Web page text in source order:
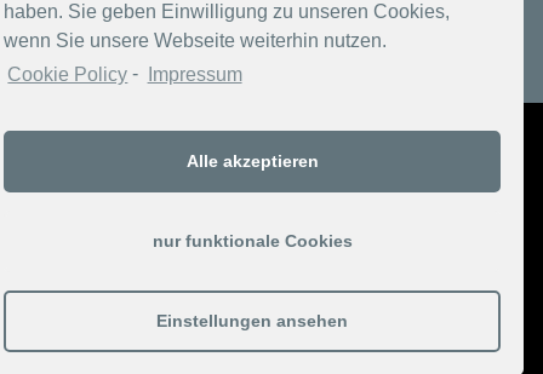
haben. Sie geben Einwilligung zu unseren Cookies,
wenn Sie unsere Webseite weiterhin nutzen.
Cookie Policy - Impressum
Alle akzeptieren
nur funktionale Cookies
Einstellungen ansehen
Copyright 2017-2026 Berlins Taiga
Datenschutzerklärung
Click here to opt-out of Google Analytics